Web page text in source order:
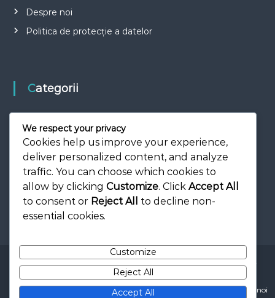
Despre noi
Politica de protecție a datelor
Categorii
Impact Internațional
Realizări în carieră
Copyright © 2026moprea.roAll rights reserved. Theme:Flashby
ThemeGrill. Powered byWordPress
Contact
Acordul utilizatorului Cookie-uri și urmărire Despre noi
We respect your privacy
Cookies help us improve your experience,
deliver personalized content, and analyze
traffic. You can choose which cookies to
allow by clicking Customize. Click Accept All
to consent or Reject All
to decline non-
essential cookies.
Customize
Reject All
Accept All